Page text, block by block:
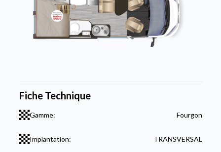
Fiche Technique
Gamme: Fourgon
Implantation: TRANSVERSAL